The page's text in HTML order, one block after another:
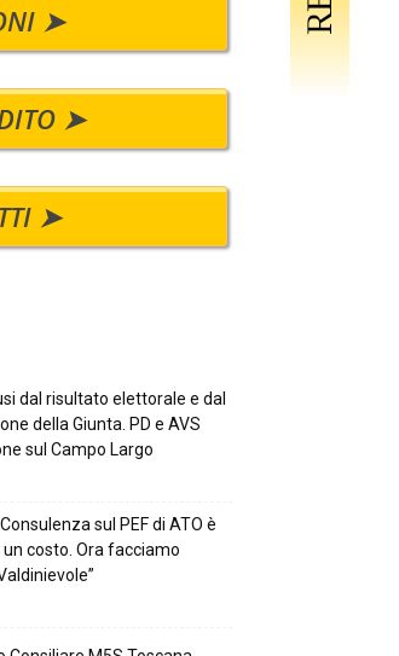
➤
MICROCREDITO ➤
I NOSTRI ATTI ➤
dal risultato elettorale e dal
della Giunta. PD e AVS
sul Campo Largo
sul PEF di ATO è
costo. Ora facciamo